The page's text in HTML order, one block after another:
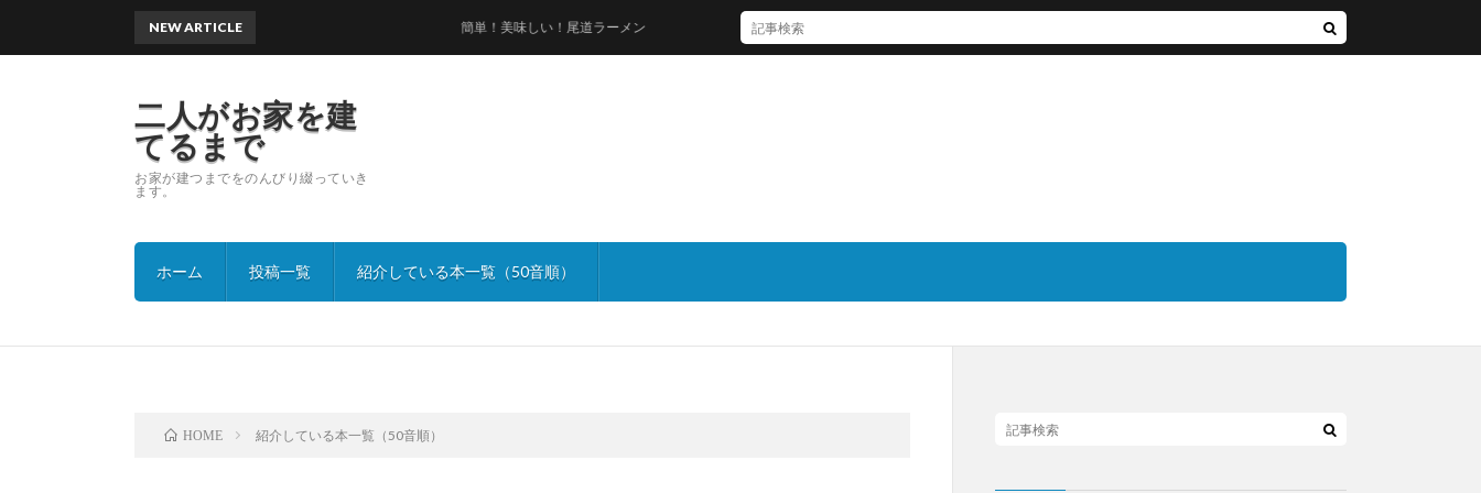
二人がお家を建
てるまで
お家が建つまでをのんびり綴っていき
ます。
ホーム 投稿一覧 紹介している本一覧（50音順）
NEW ARTICLE 簡単！美味しい！尾道ラーメン
HOME 紹介している本一覧（50音順）